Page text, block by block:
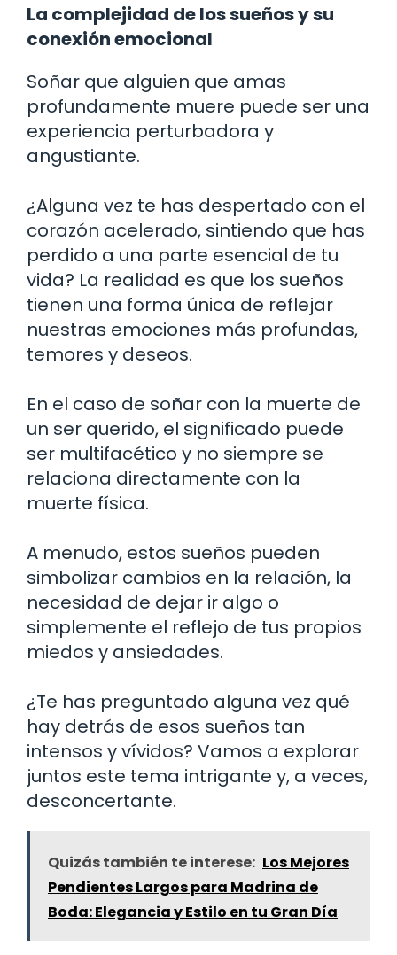
La complejidad de los sueños y su
conexión emocional
Soñar que alguien que amas
profundamente muere puede ser una
experiencia perturbadora y
angustiante.
¿Alguna vez te has despertado con el
corazón acelerado, sintiendo que has
perdido a una parte esencial de tu
vida? La realidad es que los sueños
tienen una forma única de reflejar
nuestras emociones más profundas,
temores y deseos.
En el caso de soñar con la muerte de
un ser querido, el significado puede
ser multifacético y no siempre se
relaciona directamente con la
muerte física.
A menudo, estos sueños pueden
simbolizar cambios en la relación, la
necesidad de dejar ir algo o
simplemente el reflejo de tus propios
miedos y ansiedades.
¿Te has preguntado alguna vez qué
hay detrás de esos sueños tan
intensos y vívidos? Vamos a explorar
juntos este tema intrigante y, a veces,
desconcertante.
Quizás también te interese: Los Mejores
Pendientes Largos para Madrina de
Boda: Elegancia y Estilo en tu Gran Día